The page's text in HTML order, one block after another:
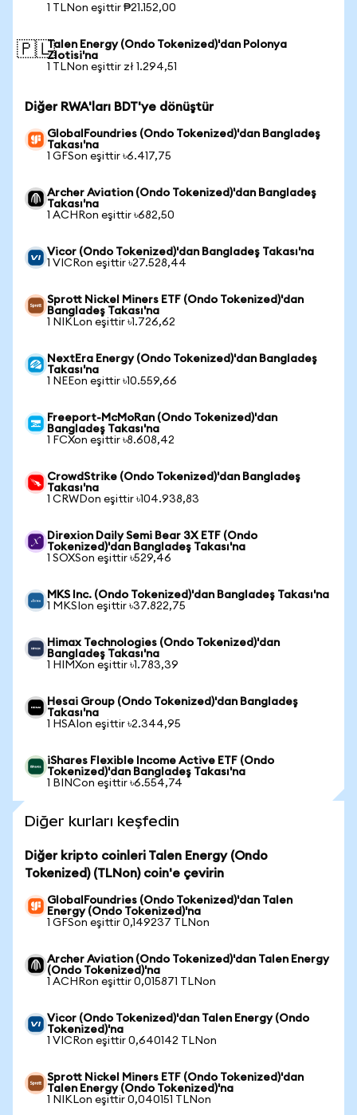
1 TLNon eşittir ₱21.152,00
🇵🇱Talen Energy (Ondo Tokenized)'dan Polonya
Zlotisi'na
1 TLNon eşittir zł 1.294,51
Diğer RWA'ları BDT'ye dönüştür
GlobalFoundries (Ondo Tokenized)'dan Bangladeş
Takası'na
1 GFSon eşittir ৳6.417,75
Archer Aviation (Ondo Tokenized)'dan Bangladeş
Takası'na
1 ACHRon eşittir ৳682,50
Vicor (Ondo Tokenized)'dan Bangladeş Takası'na
1 VICRon eşittir ৳27.528,44
Sprott Nickel Miners ETF (Ondo Tokenized)'dan
Bangladeş Takası'na
1 NIKLon eşittir ৳1.726,62
NextEra Energy (Ondo Tokenized)'dan Bangladeş
Takası'na
1 NEEon eşittir ৳10.559,66
Freeport-McMoRan (Ondo Tokenized)'dan
Bangladeş Takası'na
1 FCXon eşittir ৳8.608,42
CrowdStrike (Ondo Tokenized)'dan Bangladeş
Takası'na
1 CRWDon eşittir ৳104.938,83
Direxion Daily Semi Bear 3X ETF (Ondo
Tokenized)'dan Bangladeş Takası'na
1 SOXSon eşittir ৳529,46
MKS Inc. (Ondo Tokenized)'dan Bangladeş Takası'na
1 MKSIon eşittir ৳37.822,75
Himax Technologies (Ondo Tokenized)'dan
Bangladeş Takası'na
1 HIMXon eşittir ৳1.783,39
Hesai Group (Ondo Tokenized)'dan Bangladeş
Takası'na
1 HSAIon eşittir ৳2.344,95
iShares Flexible Income Active ETF (Ondo
Tokenized)'dan Bangladeş Takası'na
1 BINCon eşittir ৳6.554,74
Diğer kurları keşfedin
Diğer kripto coinleri Talen Energy (Ondo
Tokenized) (TLNon) coin'e çevirin
GlobalFoundries (Ondo Tokenized)'dan Talen
Energy (Ondo Tokenized)'na
1 GFSon eşittir 0,149237 TLNon
Archer Aviation (Ondo Tokenized)'dan Talen Energy
(Ondo Tokenized)'na
1 ACHRon eşittir 0,015871 TLNon
Vicor (Ondo Tokenized)'dan Talen Energy (Ondo
Tokenized)'na
1 VICRon eşittir 0,640142 TLNon
Sprott Nickel Miners ETF (Ondo Tokenized)'dan
Talen Energy (Ondo Tokenized)'na
1 NIKLon eşittir 0,040151 TLNon